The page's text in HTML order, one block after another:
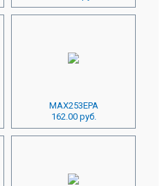
MAX253EPA
162.00 руб.